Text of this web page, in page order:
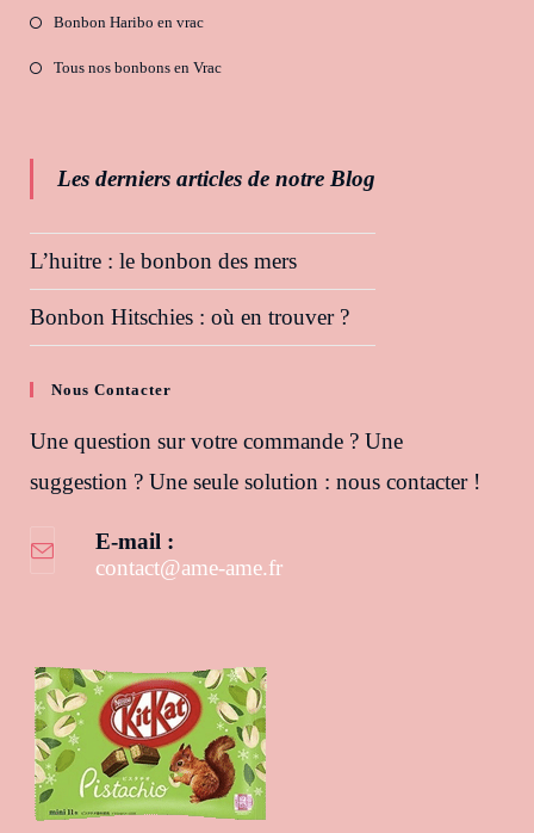
Bonbon Haribo en vrac
Tous nos bonbons en Vrac
Les derniers articles de notre Blog
L’huitre : le bonbon des mers
Bonbon Hitschies : où en trouver ?
Nous Contacter
Une question sur votre commande ? Une
suggestion ? Une seule solution : nous contacter !
E-mail :
contact@ame-ame.frS’ouvre dans votre application